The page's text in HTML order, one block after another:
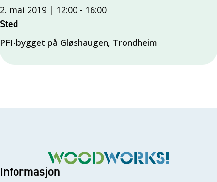
2. mai 2019 | 12:00 - 16:00
Sted
PFI-bygget på Gløshaugen, Trondheim
Informasjon